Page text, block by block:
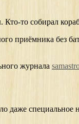
то собирал
приёмника без
журнала